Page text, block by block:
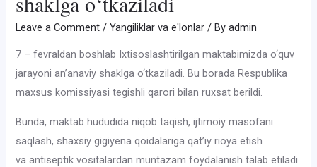
Leave a Comment /Yangiliklar va e'lonlar / Byadmin
7 – fevraldan boshlab Ixtisoslashtirilgan maktabimizda o‘quv
jarayoni an’anaviy shaklga o‘tkaziladi. Bu borada Respublika
maxsus komissiyasi tegishli qarori bilan ruxsat berildi.
Bunda, maktab hududida niqob taqish, ijtimoiy masofani
saqlash, shaxsiy gigiyena qoidalariga qat’iy rioya etish
va antiseptik vositalardan muntazam foydalanish talab etiladi.